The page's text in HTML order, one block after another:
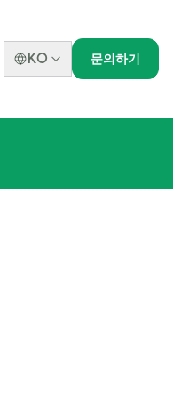
KO 문의하기